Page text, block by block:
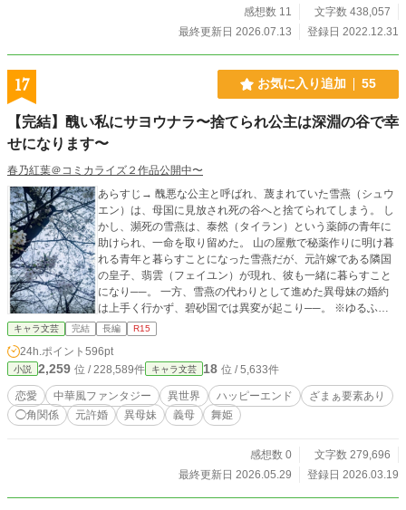
鬼に嫁入りした少女の話。
感想数 11
文字数 438,057
最終更新日 2026.07.13
登録日 2022.12.31
17 お気に入り追加 55
【完結】醜い私にサヨウナラ〜捨てられ公主は深淵の谷で幸
せになります〜
春乃紅葉＠コミカライズ２作品公開中〜
あらすじ→ 醜悪な公主と呼ばれ、蔑まれていた雪燕（シュウ
エン）は、母国に見放され死の谷へと捨てられてしまう。 し
かし、瀕死の雪燕は、泰然（タイラン）という薬師の青年に
助けられ、一命を取り留めた。 山の屋敷で秘薬作りに明け暮
れる青年と暮らすことになった雪燕だが、元許嫁である隣国
の皇子、翡雲（フェイユン）が現れ、彼も一緒に暮らすこと
になり──。 一方、雪燕の代わりとして進めた異母妹の婚約
は上手く行かず、碧砂国では異変が起こり──。 ※ゆるふわ
中華風ファンタジーの設定です。 ※基本は主人公視点。 たま
に別のキャラクター視点になります。
キャラ文芸 完結 長編 R15
24h.ポイント 596pt
小説 2,259 位 / 228,589件 キャラ文芸 18 位 / 5,633件
恋愛 中華風ファンタジー 異世界 ハッピーエンド
ざまぁ要素あり
◯角関係
元許婚 異母妹 義母 舞姫
感想数 0
文字数 279,696
最終更新日 2026.05.29
登録日 2026.03.19